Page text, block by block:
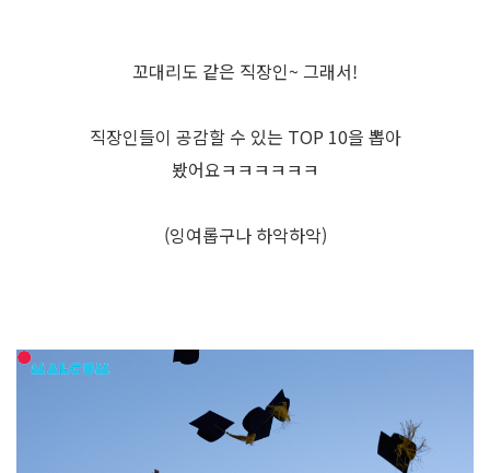
꼬대리도 같은 직장인~ 그래서!
직장인들이 공감할 수 있는 TOP 10을 뽑아
봤어요ㅋㅋㅋㅋㅋㅋ
(잉여롭구나 하악하악)